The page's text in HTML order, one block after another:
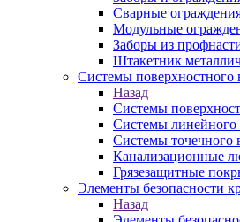
Сварные
Модульные
Заборы из
Штакетник
Системы поверхностного
Назад
Системы
Системы линейного
Системы точечного
Канализационные
Грязезащитные
Элементы безопасности
Назад